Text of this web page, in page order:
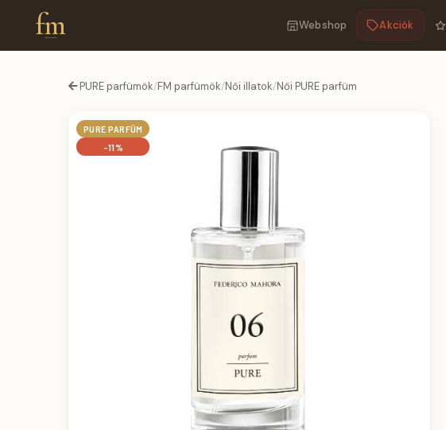
fm Webshop Akciók
PURE parfümök/FM parfümök/Női illatok/Női PURE parfüm
PURE PARFÜM
-11%